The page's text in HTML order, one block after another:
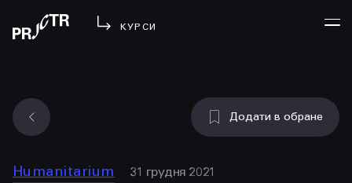
КУРСИ
у проджі
УВІЙТИ
Додати в обране
Humanitarium 31 грудня 2021